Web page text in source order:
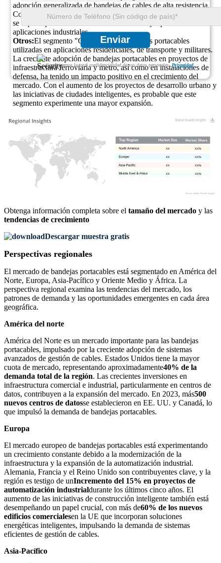
Enviar
Garantizamos la total confidencialidad de sus datos personales. Privacidad
adopción generalizada de bandejas de cables de alta resistencia.
Con la creciente industrialización en las economías emergentes,
se espera que aumente la demanda de bandejas portacables en
aplicaciones industriales.
Otros:El segmento "Otros" incluye bandejas portacables
utilizadas en aplicaciones residenciales, de transporte y militares.
La creciente adopción de bandejas portacables en proyectos de
infraestructura ferroviaria y metro, así como en instalaciones de
defensa, ha tenido un impacto positivo en el crecimiento del
mercado. Con el aumento de los proyectos de desarrollo urbano y
las iniciativas de ciudades inteligentes, es probable que este
segmento experimente una mayor expansión.
XX%
XX
XX%
XX
XX%
XX
XX%
XX
Obtenga información completa sobre el tamaño del mercado y las
tendencias de crecimiento
Descargar muestra gratis
Perspectivas regionales
El mercado de bandejas portacables está segmentado en América del
Norte, Europa, Asia-Pacífico y Oriente Medio y África. La
perspectiva regional examina las tendencias del mercado, los
patrones de demanda y las oportunidades emergentes en cada área
geográfica.
América del norte
América del Norte es un mercado importante para las bandejas
portacables, impulsado por la creciente adopción de sistemas
avanzados de gestión de cables. Estados Unidos tiene la mayor
cuota de mercado, representando aproximadamente40% de la
demanda total de la región. Las crecientes inversiones en
infraestructura comercial e industrial, particularmente en centros de
datos, contribuyen a la expansión del mercado. En 2023, más500
nuevos centros de datosse establecieron en EE. UU. y Canadá, lo
que impulsó la demanda de bandejas portacables.
Europa
El mercado europeo de bandejas portacables está experimentando
un crecimiento constante debido a la modernización de la
infraestructura y la expansión de la automatización industrial.
Alemania, Francia y el Reino Unido son contribuyentes clave, y la
región es testigo de unIncremento del 15% en proyectos de
automatización industrialdurante los últimos cinco años. El
aumento de las iniciativas de construcción inteligente también está
desempeñando un papel crucial, con más de60% de los nuevos
edificios comercialesen la UE que incorporan soluciones
energéticas inteligentes, impulsando la demanda de sistemas
eficientes de gestión de cables.
Asia-Pacífico